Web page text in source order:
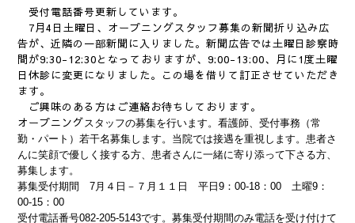
受付電話番号更新しています。
7月4日土曜日、オープニングスタッフ募集の新聞折り込み広
告が、近隣の一部新聞に入りました。新聞広告では土曜日診察時
間が9:30-12:30となっておりますが、9:00-13:00、月に1度土曜
日休診に変更になりました。この場を借りて訂正させていただき
ます。
ご興味のある方はご連絡お待ちしております。
オープニングスタッフの募集を行います。看護師、受付事務（常
勤・パート）若干名募集します。当院では接遇を重視します。患者さ
んに笑顔で優しく接する方、患者さんに一緒に寄り添って下さる方、
募集します。
募集受付期間 7月４日－７月１１日 平日9：00-18：00 土曜9：
00-15：00
受付電話番号082-205-5143です。募集受付期間のみ電話を受け付けて